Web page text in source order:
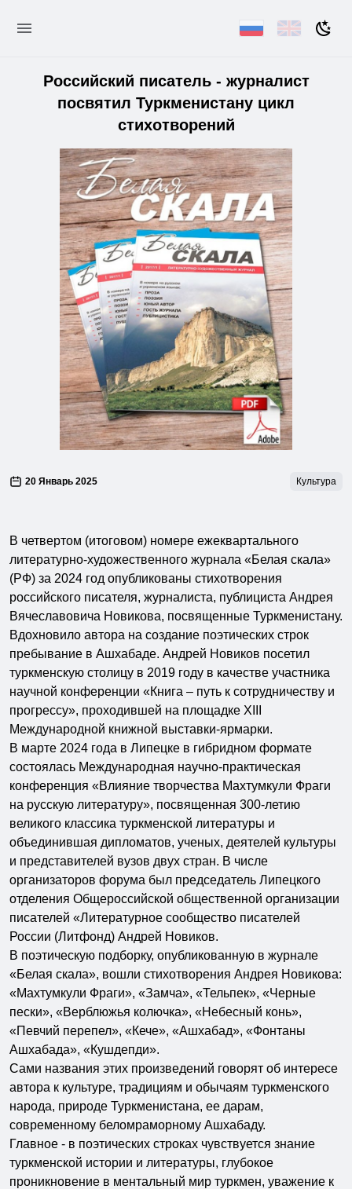
Российский писатель - журналист
посвятил Туркменистану цикл
стихотворений
20 Январь 2025 Культура
В четвертом (итоговом) номере ежеквартального
литературно-художественного журнала «Белая скала»
(РФ) за 2024 год опубликованы стихотворения
российского писателя, журналиста, публициста Андрея
Вячеславовича Новикова, посвященные Туркменистану.
Вдохновило автора на создание поэтических строк
пребывание в Ашхабаде. Андрей Новиков посетил
туркменскую столицу в 2019 году в качестве участника
научной конференции «Книга – путь к сотрудничеству и
прогрессу», проходившей на площадке XIII
Международной книжной выставки-ярмарки.
В марте 2024 года в Липецке в гибридном формате
состоялась Международная научно-практическая
конференция «Влияние творчества Махтумкули Фраги
на русскую литературу», посвященная 300-летию
великого классика туркменской литературы и
объединившая дипломатов, ученых, деятелей культуры
и представителей вузов двух стран. В числе
организаторов форума был председатель Липецкого
отделения Общероссийской общественной организации
писателей «Литературное сообщество писателей
России (Литфонд) Андрей Новиков.
В поэтическую подборку, опубликованную в журнале
«Белая скала», вошли стихотворения Андрея Новикова:
«Махтумкули Фраги», «Замча», «Тельпек», «Черные
пески», «Верблюжья колючка», «Небесный конь»,
«Певчий перепел», «Кече», «Ашхабад», «Фонтаны
Ашхабада», «Кушдепди».
Сами названия этих произведений говорят об интересе
автора к культуре, традициям и обычаям туркменского
народа, природе Туркменистана, ее дарам,
современному беломраморному Ашхабаду.
Главное - в поэтических строках чувствуется знание
туркменской истории и литературы, глубокое
проникновение в ментальный мир туркмен, уважение к